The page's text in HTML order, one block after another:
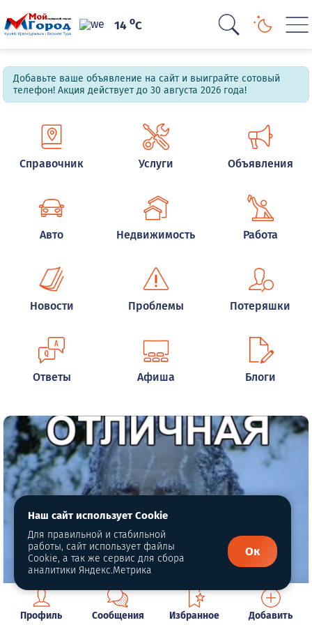
14oC
Добавьте ваше объявление на сайт и выиграйте сотовый
телефон! Акция действует до 30 августа 2026 года!
Справочник Услуги Объявления
Авто Недвижимость Работа
Новости Проблемы Потеряшки
Ответы Афиша Блоги
Глобальное потепление??! Нет,не
Профиль Сообщения Избранное Добавить
Наш сайт использует Cookie
Для правильной и стабильной
работы, сайт использует файлы
Cookie, а так же сервис для сбора
аналитики Яндекс.Метрика
Ок